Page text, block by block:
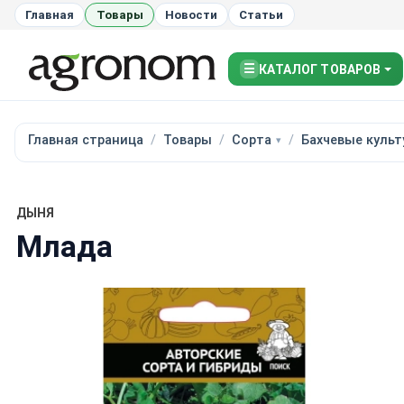
Главная Товары Новости Статьи
☰ КАТАЛОГ ТОВАРОВ
Главная страница Товары Сорта Бахчевые
ДЫНЯ
Млада